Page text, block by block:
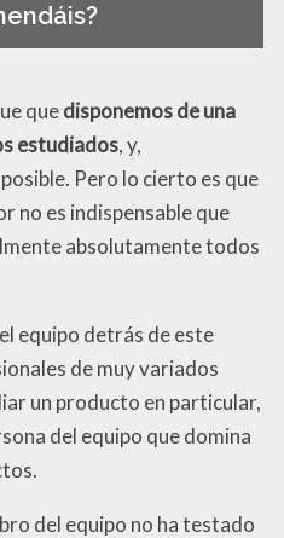
quedisponemos de una
estudiados, y,
Pero lo cierto es que
no es indispensable que
absolutamente todos
equipo detrás de este
de muy variados
un producto en particular,
del equipo que domina
del equipo no ha testado